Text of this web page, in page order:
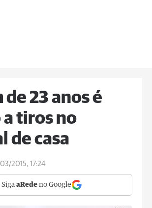
de 23 anos é
tiros no
de casa
03/2015, 17:24
Siga aRede no Google